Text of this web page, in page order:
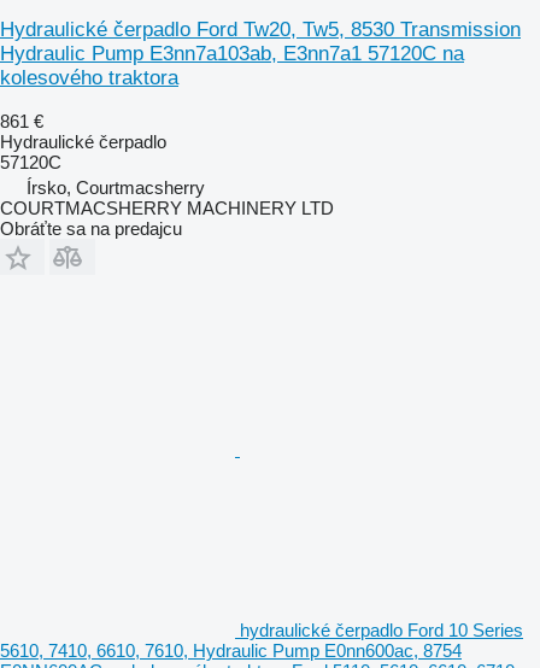
Hydraulické čerpadlo Ford Tw20, Tw5, 8530 Transmission
Hydraulic Pump E3nn7a103ab, E3nn7a1 57120C na
kolesového traktora
861 €
Hydraulické čerpadlo
57120C
Írsko, Courtmacsherry
COURTMACSHERRY MACHINERY LTD
Obráťte sa na predajcu
hydraulické čerpadlo Ford 10 Series
5610, 7410, 6610, 7610, Hydraulic Pump E0nn600ac, 8754